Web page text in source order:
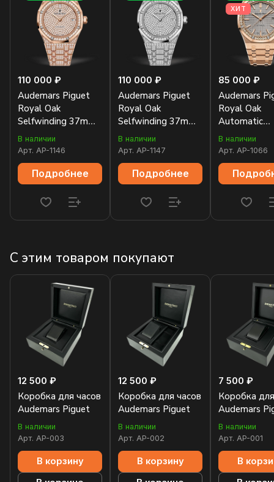
110 000 ₽
Audemars Piguet
Royal Oak
Selfwinding 37mm
15452OR.ZZ.1258OR.02
В наличии
Арт. AP-1146
Подробнее
110 000 ₽
Audemars Piguet
Royal Oak
Selfwinding 37mm
15452BC.ZZ.1258BC.01
В наличии
Арт. AP-1147
Подробнее
ХИТ
85 000 ₽
Audemars
Royal Oak
Automatic
В наличии
Арт. AP-1066
С этим товаром покупают
12 500 ₽
Коробка для часов
Audemars Piguet
В наличии
Арт. AP-003
В корзину
12 500 ₽
Коробка для часов
Audemars Piguet
В наличии
Арт. AP-002
В корзину
7 500 ₽
Коробка
Audemars
В наличии
Арт. AP-001
В